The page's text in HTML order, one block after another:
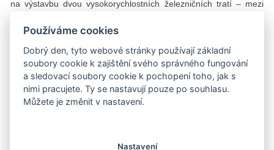
na výstavbu dvou vysokorychlostních železničních tratí – mezi
na výstavbu těchto tratí, včetně projekčních prací, jsou
výstavba železniční tratě Pasila–Riihimäki a v delším časovém
horizontu takzvaná arktická železnice.
Ve znamení energií
Používáme cookies
Dobrý den, tyto webové stránky používají základní
soubory cookie k zajištění svého správného fungování
a sledovací soubory cookie k pochopení toho, jak s
nimi pracujete. Ty se nastavují pouze po souhlasu.
Můžete je změnit v nastavení.
Nastavení